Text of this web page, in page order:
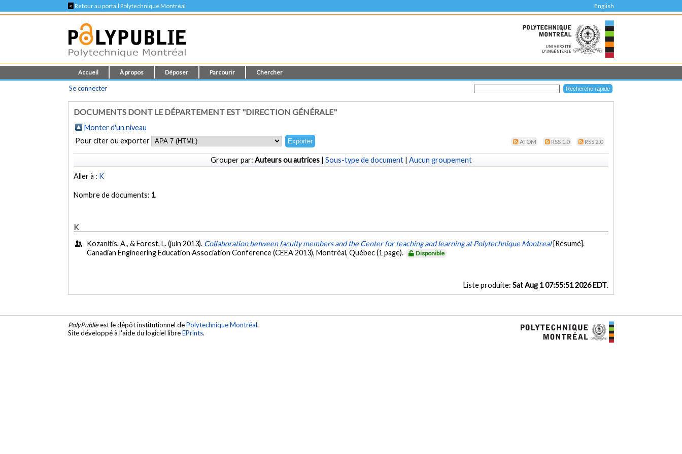
< Retour au portail Polytechnique Montréal English
Accueil À propos Déposer Parcourir Chercher
Se connecter
DOCUMENTS DONT LE DÉPARTEMENT EST "DIRECTION GÉNÉRALE"
Monter d'un niveau
Pour citer ou exporter
ATOM RSS 1.0 RSS 2.0
Grouper par: Auteurs ou autrices| Sous-type de document| Aucun groupement
Aller à : K
Nombre de documents: 1
K
Kozanitis, A., & Forest, L. (juin 2013). Collaboration between faculty members and the Center for teaching and learning at Polytechnique Montreal [Résumé].
Canadian Engineering Education Association Conference (CEEA 2013), Montréal, Québec (1 page).
Disponible
Liste produite: Sat Aug 1 07:55:51 2026 EDT.
PolyPublieest le dépôt institutionnel dePolytechnique Montréal.
Site développé à l'aide du logiciel libreEPrints.